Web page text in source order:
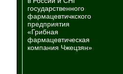
государственного
фармацевтичкского
предприятия
«Грибная
фармацевтическая
компания Чжецзян»